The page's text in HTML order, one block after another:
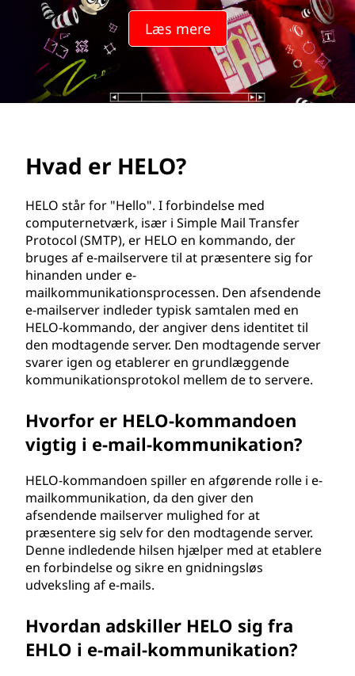
Læs mere
Hvad er HELO?
HELO står for "Hello". I forbindelse med
computernetværk, især i Simple Mail Transfer
Protocol (SMTP), er HELO en kommando, der
bruges af e-mailservere til at præsentere sig for
hinanden under e-
mailkommunikationsprocessen. Den afsendende
e-mailserver indleder typisk samtalen med en
HELO-kommando, der angiver dens identitet til
den modtagende server. Den modtagende server
svarer igen og etablerer en grundlæggende
kommunikationsprotokol mellem de to servere.
Hvorfor er HELO-kommandoen
vigtig i e-mail-kommunikation?
HELO-kommandoen spiller en afgørende rolle i e-
mailkommunikation, da den giver den
afsendende mailserver mulighed for at
præsentere sig selv for den modtagende server.
Denne indledende hilsen hjælper med at etablere
en forbindelse og sikre en gnidningsløs
udveksling af e-mails.
Hvordan adskiller HELO sig fra
EHLO i e-mail-kommunikation?